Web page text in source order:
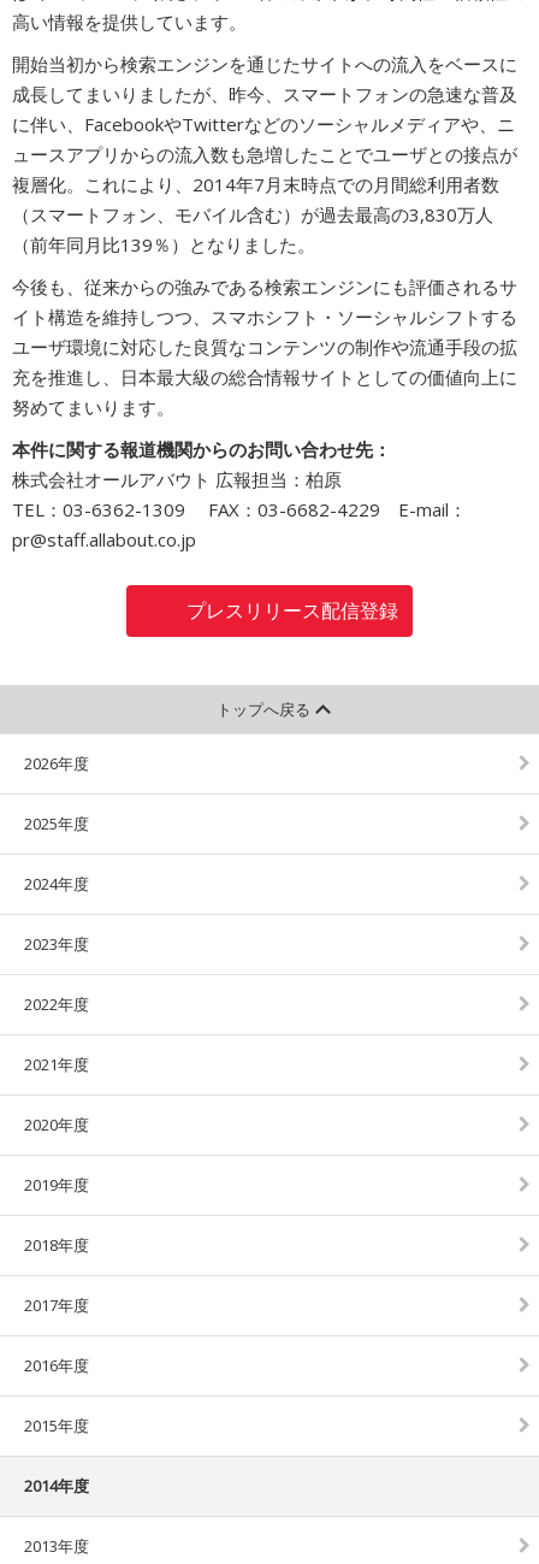
高い情報を提供しています。
開始当初から検索エンジンを通じたサイトへの流入をベースに
成長してまいりましたが、昨今、スマートフォンの急速な普及
に伴い、FacebookやTwitterなどのソーシャルメディアや、ニ
ュースアプリからの流入数も急増したことでユーザとの接点が
複層化。これにより、2014年7月末時点での月間総利用者数
（スマートフォン、モバイル含む）が過去最高の3,830万人
（前年同月比139％）となりました。
今後も、従来からの強みである検索エンジンにも評価されるサ
イト構造を維持しつつ、スマホシフト・ソーシャルシフトする
ユーザ環境に対応した良質なコンテンツの制作や流通手段の拡
充を推進し、日本最大級の総合情報サイトとしての価値向上に
努めてまいります。
本件に関する報道機関からのお問い合わせ先：
株式会社オールアバウト 広報担当：柏原
TEL：03-6362-1309 FAX：03-6682-4229 E-mail：
pr@staff.allabout.co.jp
プレスリリース配信登録
トップへ戻る
2026年度
2025年度
2024年度
2023年度
2022年度
2021年度
2020年度
2019年度
2018年度
2017年度
2016年度
2015年度
2014年度
2013年度